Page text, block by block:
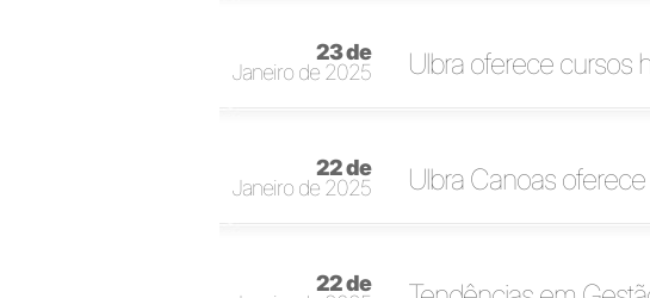
23 de
Janeiro de 2025
Ulbra oferece cursos
22 de
Janeiro de 2025
Ulbra Canoas
22 de